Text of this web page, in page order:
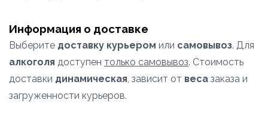
Информация о доставке
Выберите доставку курьером или самовывоз. Для
алкоголя доступен только самовывоз. Стоимость
доставки динамическая, зависит от веса заказа и
загруженности курьеров.